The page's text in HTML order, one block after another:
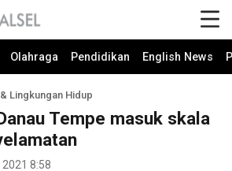
Olahraga Pendidikan English News
Lingkungan Hidup
Tempe masuk skala
8:58